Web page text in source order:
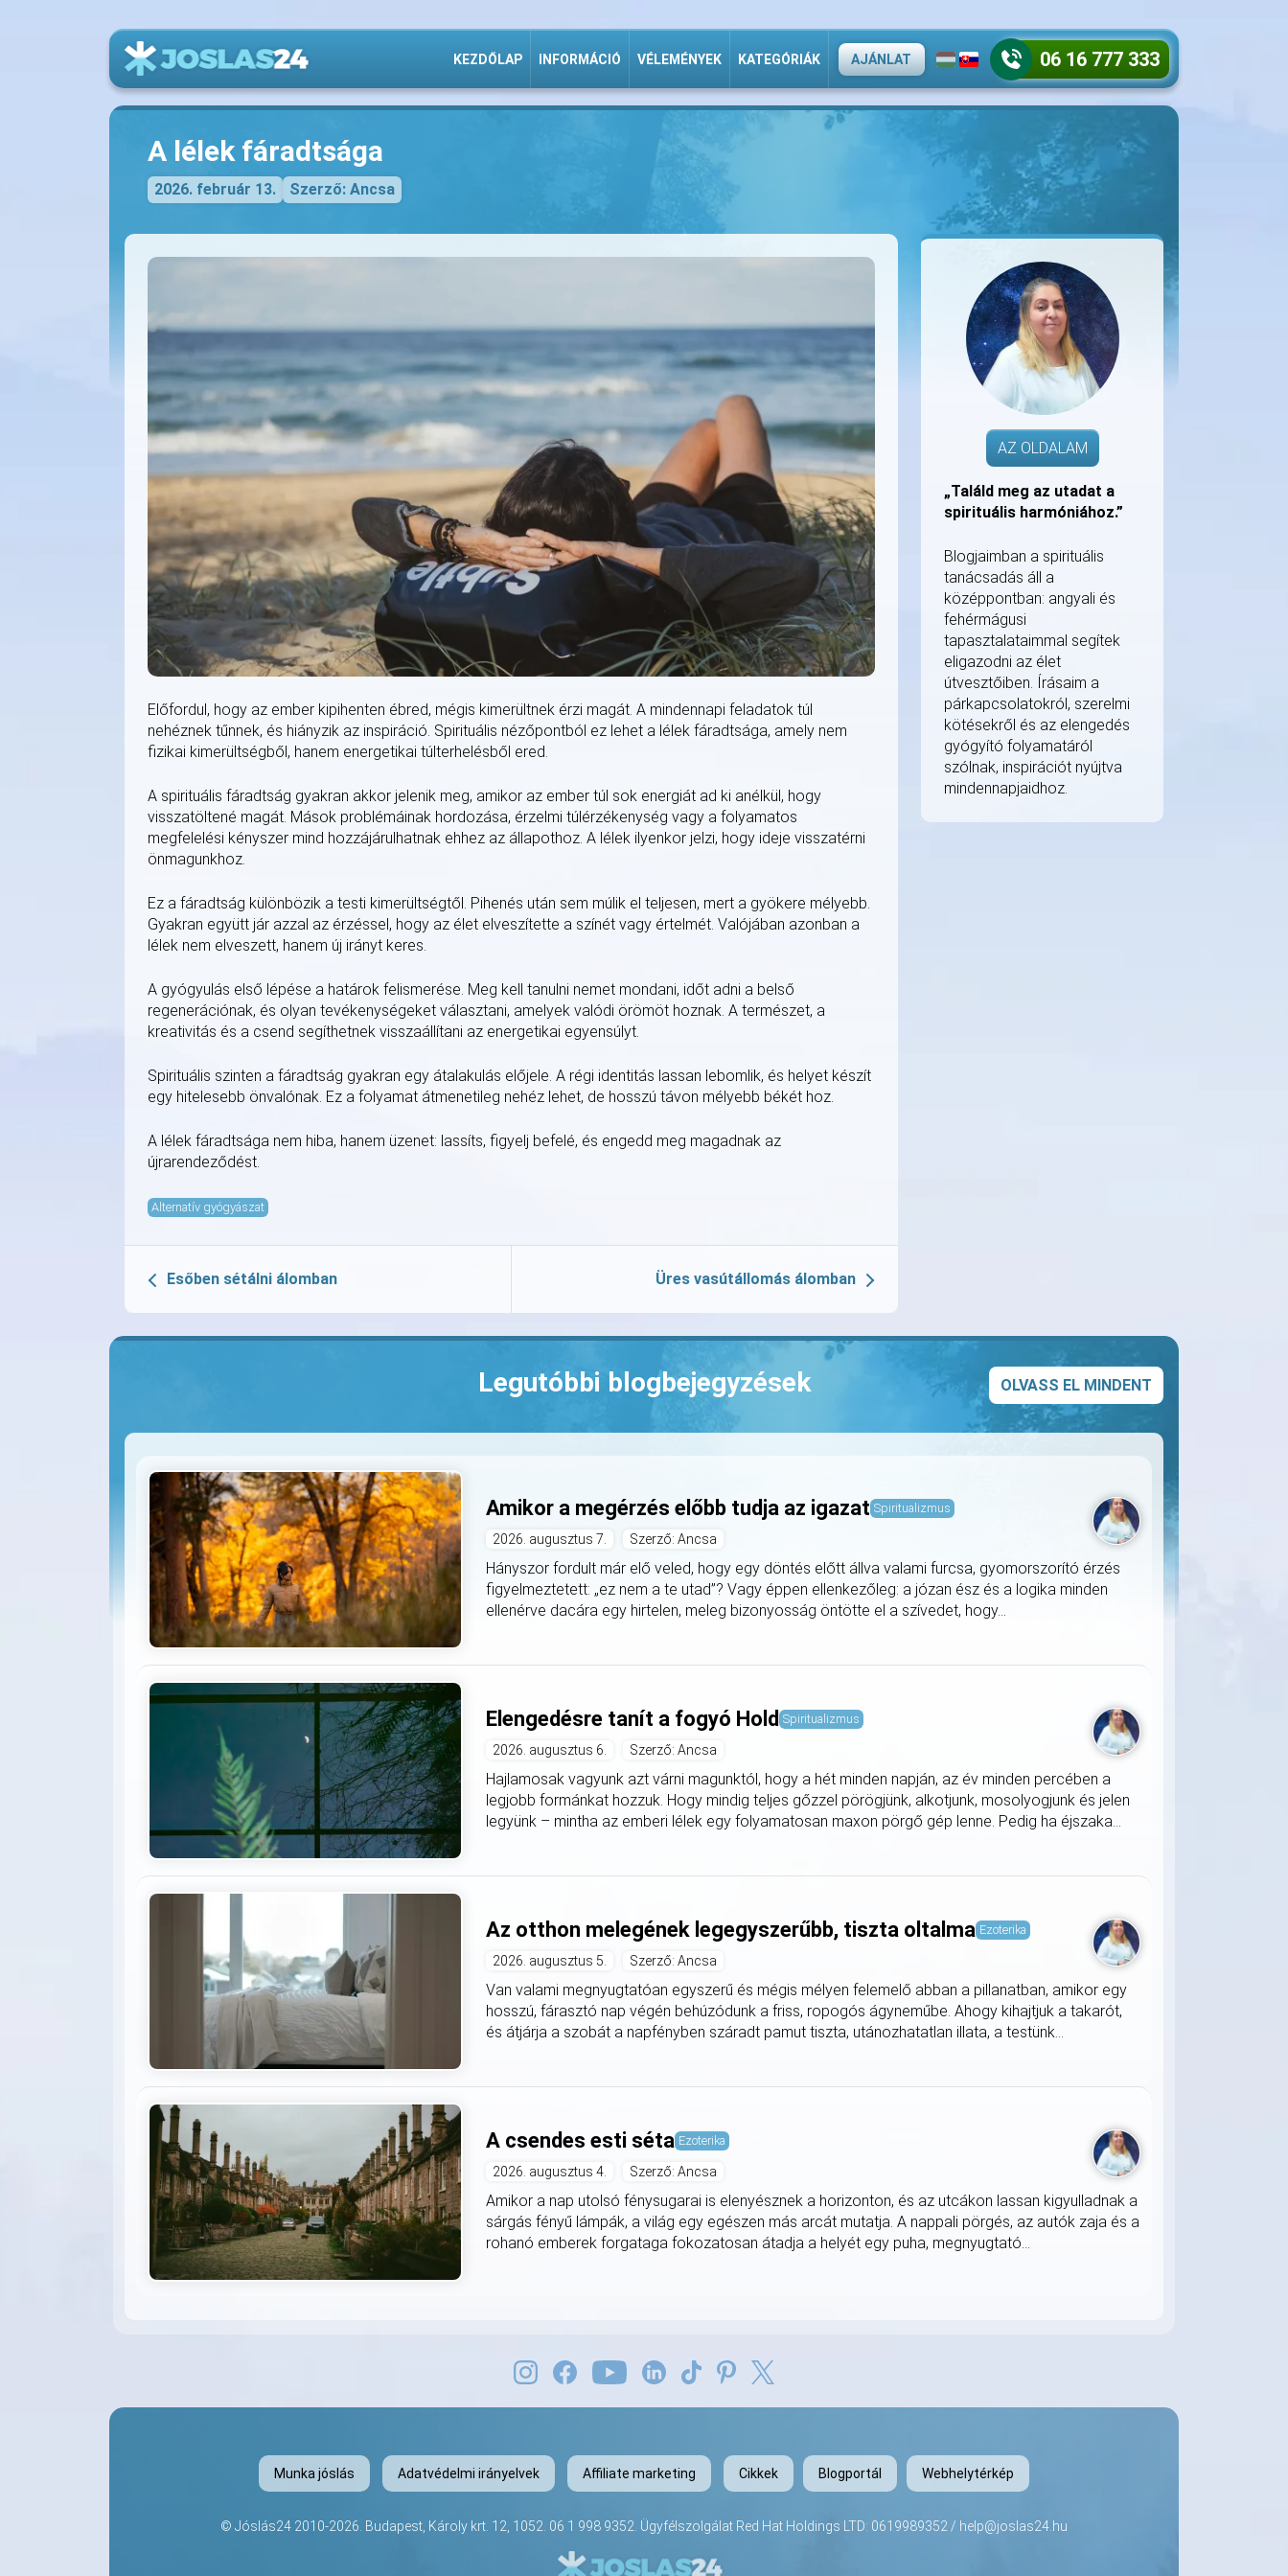
KEZDŐLAP INFORMÁCIÓ VÉLEMÉNYEK KATEGÓRIÁK AJÁNLAT 06 16 777 333
A lélek fáradtsága
2026. február 13. Szerző: Ancsa
Előfordul, hogy az ember kipihenten ébred, mégis kimerültnek érzi magát. A mindennapi feladatok túl
nehéznek tűnnek, és hiányzik az inspiráció. Spirituális nézőpontból ez lehet a lélek fáradtsága, amely nem
fizikai kimerültségből, hanem energetikai túlterhelésből ered.
A spirituális fáradtság gyakran akkor jelenik meg, amikor az ember túl sok energiát ad ki anélkül, hogy
visszatöltené magát. Mások problémáinak hordozása, érzelmi túlérzékenység vagy a folyamatos
megfelelési kényszer mind hozzájárulhatnak ehhez az állapothoz. A lélek ilyenkor jelzi, hogy ideje visszatérni
önmagunkhoz.
Ez a fáradtság különbözik a testi kimerültségtől. Pihenés után sem múlik el teljesen, mert a gyökere mélyebb.
Gyakran együtt jár azzal az érzéssel, hogy az élet elveszítette a színét vagy értelmét. Valójában azonban a
lélek nem elveszett, hanem új irányt keres.
A gyógyulás első lépése a határok felismerése. Meg kell tanulni nemet mondani, időt adni a belső
regenerációnak, és olyan tevékenységeket választani, amelyek valódi örömöt hoznak. A természet, a
kreativitás és a csend segíthetnek visszaállítani az energetikai egyensúlyt.
Spirituális szinten a fáradtság gyakran egy átalakulás előjele. A régi identitás lassan lebomlik, és helyet készít
egy hitelesebb önvalónak. Ez a folyamat átmenetileg nehéz lehet, de hosszú távon mélyebb békét hoz.
A lélek fáradtsága nem hiba, hanem üzenet: lassíts, figyelj befelé, és engedd meg magadnak az
újrarendeződést.
Alternatív gyógyászat
Esőben sétálni álomban Üres vasútállomás álomban
AZ OLDALAM
„Találd meg az utadat a
spirituális harmóniához.”
Blogjaimban a spirituális
tanácsadás áll a
középpontban: angyali és
fehérmágusi
tapasztalataimmal segítek
eligazodni az élet
útvesztőiben. Írásaim a
párkapcsolatokról, szerelmi
kötésekről és az elengedés
gyógyító folyamatáról
szólnak, inspirációt nyújtva
mindennapjaidhoz.
Legutóbbi blogbejegyzések OLVASS EL MINDENT
Amikor a megérzés előbb tudja az igazat Spiritualizmus
2026. augusztus 7. Szerző: Ancsa
Hányszor fordult már elő veled, hogy egy döntés előtt állva valami furcsa, gyomorszorító érzés
figyelmeztetett: „ez nem a te utad”? Vagy éppen ellenkezőleg: a józan ész és a logika minden
ellenérve dacára egy hirtelen, meleg bizonyosság öntötte el a szívedet, hogy...
Elengedésre tanít a fogyó Hold Spiritualizmus
2026. augusztus 6. Szerző: Ancsa
Hajlamosak vagyunk azt várni magunktól, hogy a hét minden napján, az év minden percében a
legjobb formánkat hozzuk. Hogy mindig teljes gőzzel pörögjünk, alkotjunk, mosolyogjunk és jelen
legyünk – mintha az emberi lélek egy folyamatosan maxon pörgő gép lenne. Pedig ha éjszaka...
Az otthon melegének legegyszerűbb, tiszta oltalma Ezoterika
2026. augusztus 5. Szerző: Ancsa
Van valami megnyugtatóan egyszerű és mégis mélyen felemelő abban a pillanatban, amikor egy
hosszú, fárasztó nap végén behúzódunk a friss, ropogós ágyneműbe. Ahogy kihajtjuk a takarót,
és átjárja a szobát a napfényben száradt pamut tiszta, utánozhatatlan illata, a testünk...
A csendes esti séta Ezoterika
2026. augusztus 4. Szerző: Ancsa
Amikor a nap utolsó fénysugarai is elenyésznek a horizonton, és az utcákon lassan kigyulladnak a
sárgás fényű lámpák, a világ egy egészen más arcát mutatja. A nappali pörgés, az autók zaja és a
rohanó emberek forgataga fokozatosan átadja a helyét egy puha, megnyugtató...
Munka jóslás Adatvédelmi irányelvek Affiliate marketing Cikkek Blogportál Webhelytérkép
© Jóslás24 2010-2026. Budapest, Károly krt. 12, 1052. 06 1 998 9352 . Ügyfélszolgálat Red Hat Holdings LTD: 0619989352 / help@joslas24.hu